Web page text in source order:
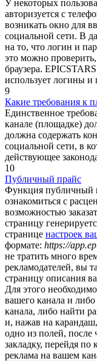
У некоторых
авторизуется с
возникать окно для
социальной сети. В
на то, что логин и
это можно
браузера.
использует логины и
9
Какие требования к
Единственное
канале (площадке)
должна содержать
социальной сети, в
действующее
10
Публичный прайс
Функция публичный
ознакомиться с
возможностью
страницу
странице настроек
формате: https://
не тратить много
рекламодателей, вы
страницу описания
Для этого
вашего канала и
канала, либо найти
и, нажав на
одно из полей, после
закладку, перейдя по
реклама на вашем